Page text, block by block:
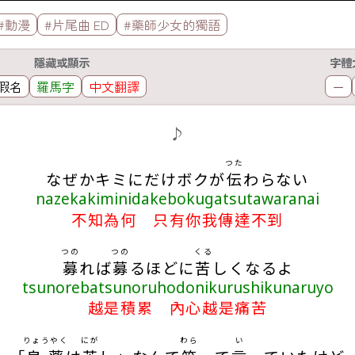
動漫 #片尾曲 ED #藥師少女的獨語
隱藏或顯示
名 羅馬字 中文翻譯
字
－
♪
なぜかキミにだけボクが伝
つた
わらない
nazekakiminidakebokugatsutawaranai
不知為何 只有你我傳達不到
募
つの
れば募
つの
るほどに苦
くる
しくなるよ
tsunorebatsunoruhodonikurushikunaruyo
越是積累 內心越是痛苦
りょうやく にが わら い